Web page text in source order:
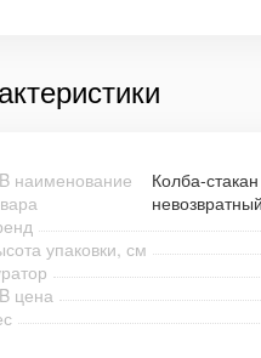
наименование
Колба-
упаковки, см
цена